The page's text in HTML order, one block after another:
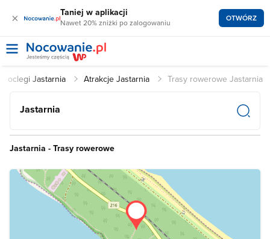
× Taniej w aplikacji
Nawet 20% zniżki po zalogowaniu OTWÓRZ
Noclegi Jastarnia Atrakcje Jastarnia Trasy rowerowe Jastarnia
Jastarnia
Jastarnia - Trasy rowerowe